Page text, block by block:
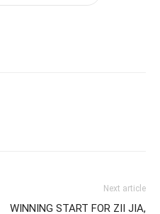
Next article
WINNING START FOR ZII JIA,